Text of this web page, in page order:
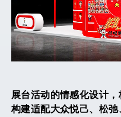
展台活动的情感化设计
构建适配大众悦己、松